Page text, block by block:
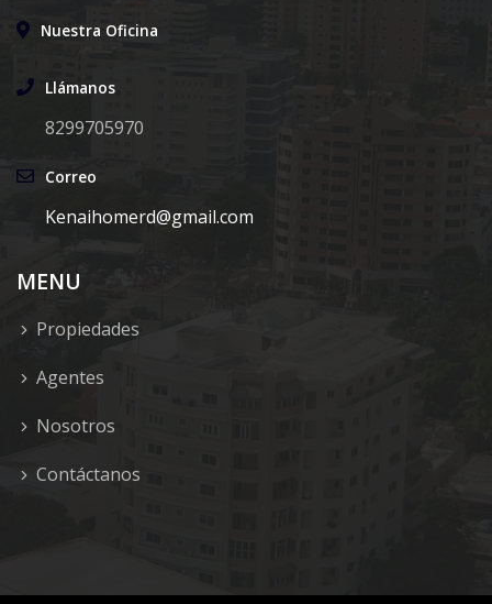
Nuestra Oficina
Llámanos
8299705970
Correo
Kenaihomerd@gmail.com
MENU
Propiedades
Agentes
Nosotros
Contáctanos